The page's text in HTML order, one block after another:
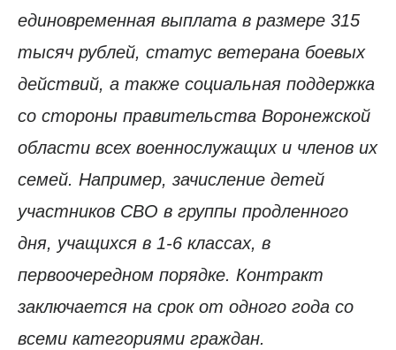
единовременная выплата в размере 315
тысяч рублей, статус ветерана боевых
действий, а также социальная поддержка
со стороны правительства Воронежской
области всех военнослужащих и членов их
семей. Например, зачисление детей
участников СВО в группы продленного
дня, учащихся в 1-6 классах, в
первоочередном порядке. Контракт
заключается на срок от одного года со
всеми категориями граждан.